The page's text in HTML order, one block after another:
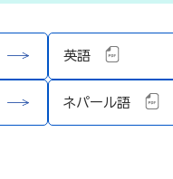
英語
ネパール語